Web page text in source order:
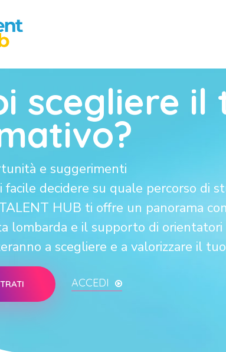
scegliere
e suggerimenti
facile decidere su quale percorso di
HUB ti offre un panorama
lombarda e il supporto di orientatori
a scegliere e a valorizzare il
ACCEDI